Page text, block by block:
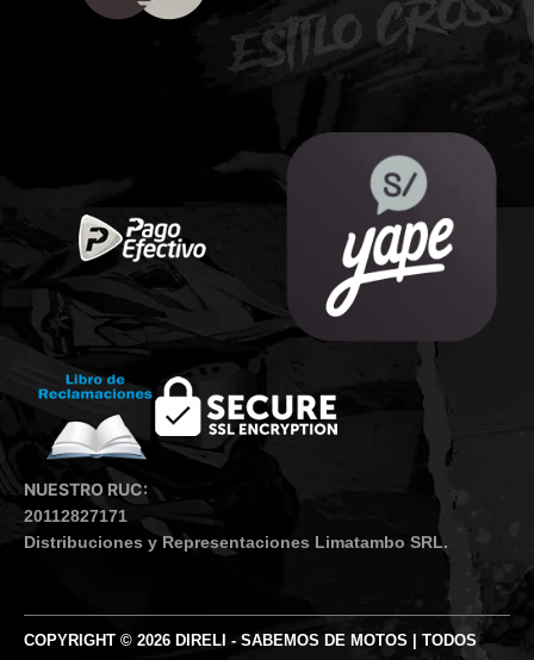
NUESTRO RUC:
20112827171
Distribuciones y Representaciones Limatambo SRL.
COPYRIGHT © 2026 DIRELI - SABEMOS DE MOTOS | TODOS